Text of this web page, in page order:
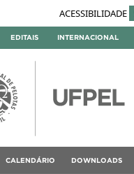
ACESSIBILIDADE
EDITAIS INTERNACIONAL
CALENDÁRIO DOWNLOADS